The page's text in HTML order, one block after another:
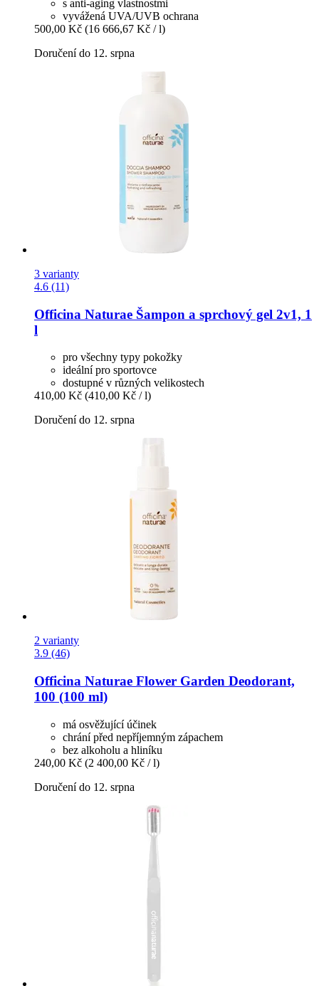
s anti-aging vlastnostmi
vyvážená UVA/UVB ochrana
500,00 Kč (16 666,67 Kč / l)
Doručení do 12. srpna
3 varianty
4.6 (11)
Officina Naturae Šampon a sprchový gel 2v1, 1
l
pro všechny typy pokožky
ideální pro sportovce
dostupné v různých velikostech
410,00 Kč (410,00 Kč / l)
Doručení do 12. srpna
2 varianty
3.9 (46)
Officina Naturae Flower Garden Deodorant,
100 (100 ml)
má osvěžující účinek
chrání před nepříjemným zápachem
bez alkoholu a hliníku
240,00 Kč (2 400,00 Kč / l)
Doručení do 12. srpna